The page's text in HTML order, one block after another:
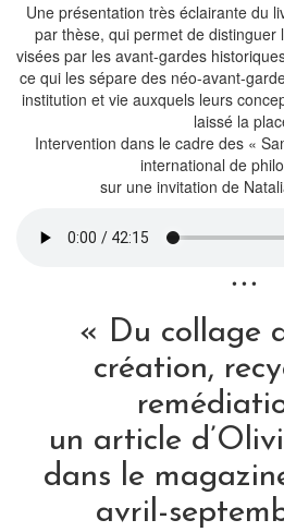
Une présentation très éclairante du
par thèse, qui permet de distinguer
visées par les avant-gardes
ce qui les sépare des néo-avant-
institution et vie auxquels leurs
laissé la
Intervention dans le cadre des «
international de
sur une invitation de
• • •
« Du collage
création,
un article
dans le
avril-